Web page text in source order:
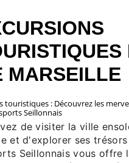
MARSEILLE
touristiques : Découvrez les
Seillonnais
de visiter la ville
et d'explorer ses trésors
Seillonnais vous offre